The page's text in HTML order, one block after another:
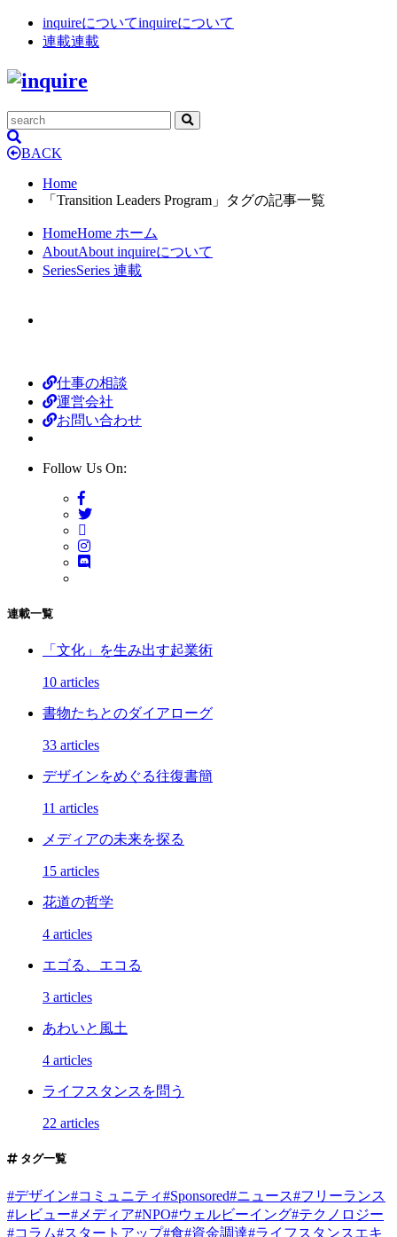
inquireについてinquireについて
連載連載
BACK
Home
「Transition Leaders Program」タグの記事一覧
HomeHome ホーム
AboutAbout inquireについて
SeriesSeries 連載
仕事の相談
運営会社
お問い合わせ
Follow Us On:
連載一覧
「文化」を生み出す起業術
10 articles
書物たちとのダイアローグ
33 articles
デザインをめぐる往復書簡
11 articles
メディアの未来を探る
15 articles
花道の哲学
4 articles
エゴる、エコる
3 articles
あわいと風土
4 articles
ライフスタンスを問う
22 articles
タグ一覧
#デザイン#コミュニティ#Sponsored#ニュース#フリーランス
#レビュー# メディア#NPO#ウェルビーイング#テクノロジー
#コラム#スタートアップ#食#資金調達#ライフスタンスエキ